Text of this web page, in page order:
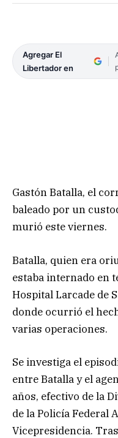
Agregar El
Libertador en
Gastón Batalla, el
baleado por un
murió este viernes.
Batalla, quien era
estaba internado en
Hospital Larcade de
donde ocurrió el
varias operaciones.
Se investiga el
entre Batalla y el
años, efectivo de la
de la Policía Federal
Vicepresidencia.